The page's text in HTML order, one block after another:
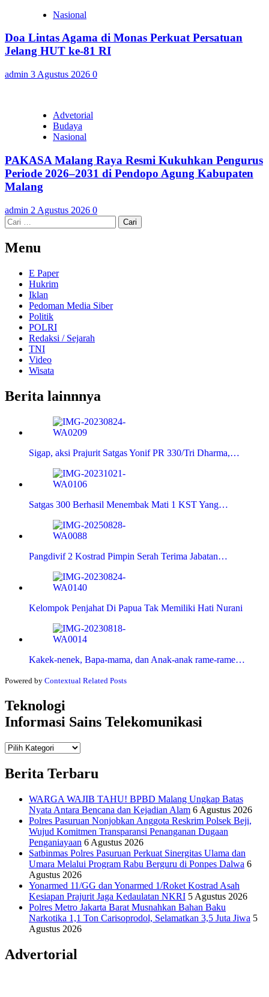
Nasional
Doa Lintas Agama di Monas Perkuat Persatuan
Jelang HUT ke-81 RI
admin 3 Agustus 2026 0
Advetorial
Budaya
Nasional
PAKASA Malang Raya Resmi Kukuhkan Pengurus
Periode 2026–2031 di Pendopo Agung Kabupaten
Malang
admin 2 Agustus 2026 0
Cari
untuk:
Menu
E Paper
Hukrim
Iklan
Pedoman Media Siber
Politik
POLRI
Redaksi / Sejarah
TNI
Video
Wisata
Berita lainnnya
Sigap, aksi Prajurit Satgas Yonif PR 330/Tri Dharma,…
Satgas 300 Berhasil Menembak Mati 1 KST Yang…
Pangdivif 2 Kostrad Pimpin Serah Terima Jabatan…
Kelompok Penjahat Di Papua Tak Memiliki Hati Nurani
Kakek-nenek, Bapa-mama, dan Anak-anak rame-rame…
Powered by Contextual Related Posts
Teknologi
Informasi Sains Telekomunikasi
Teknologi
Berita Terbaru
WARGA WAJIB TAHU! BPBD Malang Ungkap Batas
Nyata Antara Bencana dan Kejadian Alam 6 Agustus 2026
Polres Pasuruan Nonjobkan Anggota Reskrim Polsek Beji,
Wujud Komitmen Transparansi Penanganan Dugaan
Penganiayaan 6 Agustus 2026
Satbinmas Polres Pasuruan Perkuat Sinergitas Ulama dan
Umara Melalui Program Rabu Berguru di Ponpes Dalwa 6
Agustus 2026
Yonarmed 11/GG dan Yonarmed 1/Roket Kostrad Asah
Kesiapan Prajurit Jaga Kedaulatan NKRI 5 Agustus 2026
Polres Metro Jakarta Barat Musnahkan Bahan Baku
Narkotika 1,1 Ton Carisoprodol, Selamatkan 3,5 Juta Jiwa 5
Agustus 2026
Advertorial